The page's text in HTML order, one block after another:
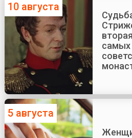
10 августа
самых
5 августа